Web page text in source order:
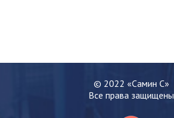
© 2022 «Самин С»
Все права защищены